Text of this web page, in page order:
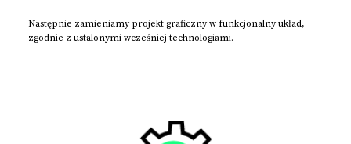
Następnie zamieniamy projekt graficzny w funkcjonalny układ,
zgodnie z ustalonymi wcześniej technologiami.